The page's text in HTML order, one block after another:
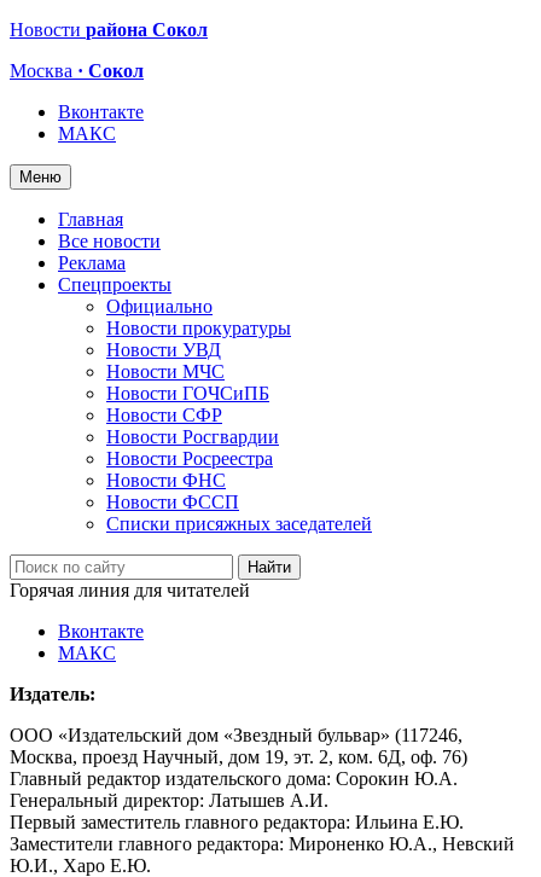
Новости района Сокол
Москва · Сокол
Вконтакте
МАКС
Меню
Главная
Все новости
Реклама
Спецпроекты
Официально
Новости прокуратуры
Новости УВД
Новости МЧС
Новости ГОЧСиПБ
Новости СФР
Новости Росгвардии
Новости Росреестра
Новости ФНС
Новости ФССП
Списки присяжных заседателей
Горячая линия для читателей
Вконтакте
МАКС
Издатель:
ООО «Издательский дом «Звездный бульвар» (117246,
Москва, проезд Научный, дом 19, эт. 2, ком. 6Д, оф. 76)
Главный редактор издательского дома: Сорокин Ю.А.
Генеральный директор: Латышев А.И.
Первый заместитель главного редактора: Ильина Е.Ю.
Заместители главного редактора: Мироненко Ю.А., Невский
Ю.И., Харо Е.Ю.